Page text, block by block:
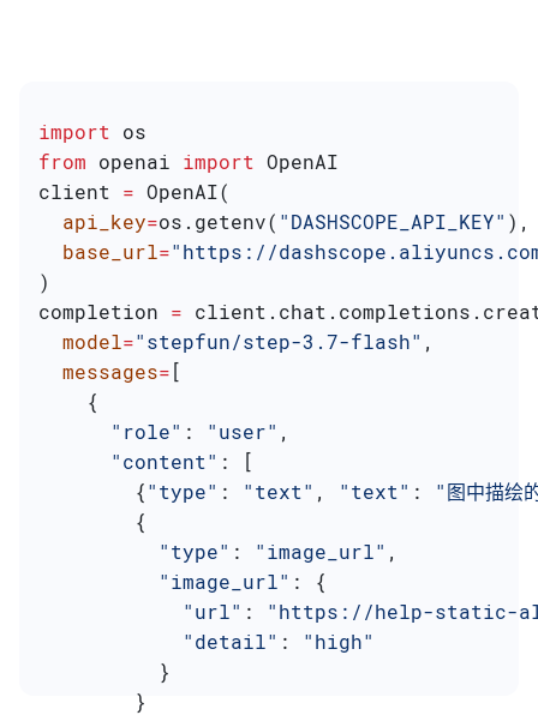
import os
from openai import OpenAI
client = OpenAI(
  api_key
=os.getenv( "DASHSCOPE_API_KEY" ),
  base_url
="https://
)
completion =
  model
="stepfun/step-3.7-flash" ,
  messages
=[
    {
      "role"
: "user" ,
      "content"
: [
        {
"type" : "text" , "text" : "图中描绘
        {
          "type"
: "image_url" ,
          "image_url"
: {
            "url"
: "https://help-static-
            "detail"
: "high"
          }
        }